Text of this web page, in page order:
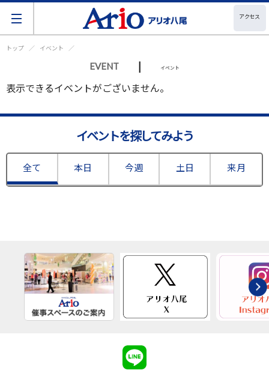
アクセス
トップ イベント
EVENT | イベント
表示できるイベントがございません。
イベントを探してみよう
全て 本日 今週 土日 来月